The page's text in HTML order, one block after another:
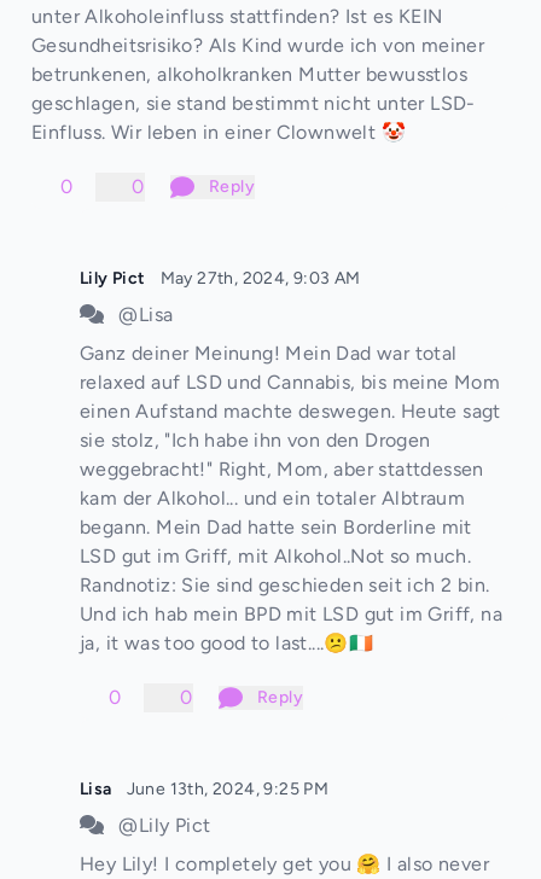
unter Alkoholeinfluss stattfinden? Ist es KEIN
Gesundheitsrisiko? Als Kind wurde ich von meiner
betrunkenen, alkoholkranken Mutter bewusstlos
geschlagen, sie stand bestimmt nicht unter LSD-
Einfluss. Wir leben in einer Clownwelt 🤡
0 0 Reply
Lily Pict May 27th, 2024, 9:03 AM
@Lisa
Ganz deiner Meinung! Mein Dad war total
relaxed auf LSD und Cannabis, bis meine Mom
einen Aufstand machte deswegen. Heute sagt
sie stolz, "Ich habe ihn von den Drogen
weggebracht!" Right, Mom, aber stattdessen
kam der Alkohol... und ein totaler Albtraum
begann. Mein Dad hatte sein Borderline mit
LSD gut im Griff, mit Alkohol..Not so much.
Randnotiz: Sie sind geschieden seit ich 2 bin.
Und ich hab mein BPD mit LSD gut im Griff, na
ja, it was too good to last....😕🇮🇪
0 0 Reply
Lisa June 13th, 2024, 9:25 PM
@Lily Pict
Hey Lily! I completely get you 🤗 I also never